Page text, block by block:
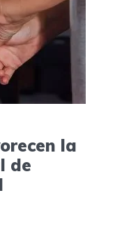
la
de